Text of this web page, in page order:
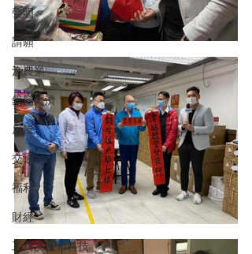
聲明
請願
漁農業
銀髮經濟
房屋
交通
福利
財經
工商及創新科技